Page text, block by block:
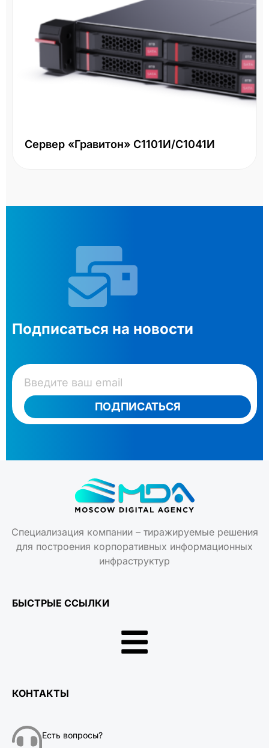
Сервер «Гравитон» С1101И/С1041И
Подписаться на новости
ПОДПИСАТЬСЯ
Специализация компании – тиражируемые решения
для построения корпоративных информационных
инфраструктур
БЫСТРЫЕ ССЫЛКИ
КОНТАКТЫ
Есть вопросы?